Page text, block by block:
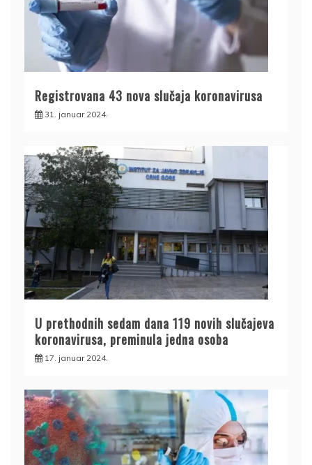
Registrovana 43 nova slučaja koronavirusa
31. januar 2024.
U prethodnih sedam dana 119 novih slučajeva
koronavirusa, preminula jedna osoba
17. januar 2024.